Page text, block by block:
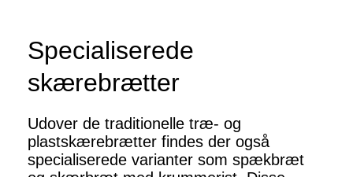
Specialiserede
skærebrætter
Udover de traditionelle træ- og
plastskærebrætter findes der også
specialiserede varianter som spækbræt